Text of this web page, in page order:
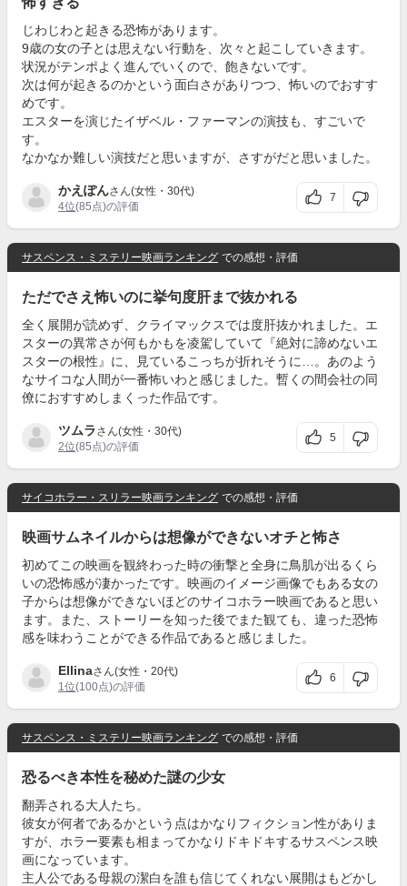
じわじわと起きる恐怖があります。
9歳の女の子とは思えない行動を、次々と起こしていきます。
状況がテンポよく進んでいくので、飽きないです。
次は何が起きるのかという面白さがありつつ、怖いのでおすす
めです。
エスターを演じたイザベル・ファーマンの演技も、すごいで
す。
なかなか難しい演技だと思いますが、さすがだと思いました。
かえぽんさん(女性・30代)
4位(85点)の評価
7
サスペンス・ミステリー映画ランキング での感想・評価
ただでさえ怖いのに挙句度肝まで抜かれる
全く展開が読めず、クライマックスでは度肝抜かれました。エ
スターの異常さが何もかもを凌駕していて『絶対に諦めないエ
スターの根性』に、見ているこっちが折れそうに…。あのよう
なサイコな人間が一番怖いわと感じました。暫くの間会社の同
僚におすすめしまくった作品です。
ツムラ さん(女性・30代)
2位(85点)の評価
5
サイコホラー・スリラー映画ランキング での感想・評価
映画サムネイルからは想像ができないオチと怖さ
初めてこの映画を観終わった時の衝撃と全身に鳥肌が出るくら
いの恐怖感が凄かったです。映画のイメージ画像でもある女の
子からは想像ができないほどのサイコホラー映画であると思い
ます。また、ストーリーを知った後でまた観ても、違った恐怖
感を味わうことができる作品であると感じました。
Ellinaさん(女性・20代)
1位(100点)の評価
6
サスペンス・ミステリー映画ランキング での感想・評価
恐るべき本性を秘めた謎の少女
翻弄される大人たち。
彼女が何者であるかという点はかなりフィクション性がありま
すが、ホラー要素も相まってかなりドキドキするサスペンス映
画になっています。
主人公である母親の潔白を誰も信じてくれない展開はもどかし